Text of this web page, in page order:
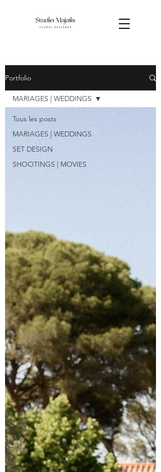
Portfolio
Tous les posts
MARIAGES | WEDDINGS
SET DESIGN
SHOOTINGS | MOVIES
MARIAGES | WEDDINGS